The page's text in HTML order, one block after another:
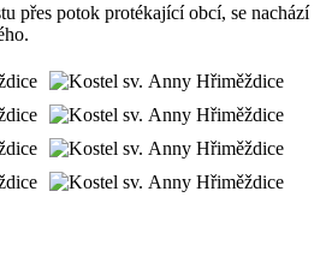
přes potok protékající obcí, se nachází